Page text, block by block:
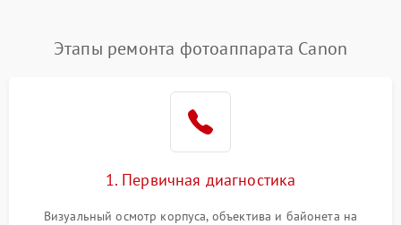
Этапы ремонта фотоаппарата Canon
1. Первичная диагностика
Визуальный осмотр корпуса, объектива и байонета на